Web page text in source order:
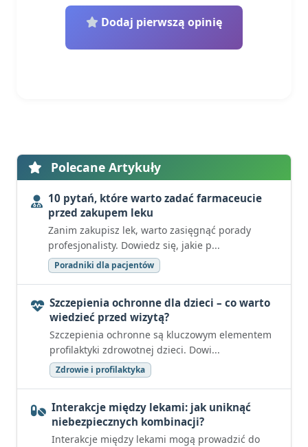
Dodaj pierwszą opinię
Polecane Artykuły
10 pytań, które warto zadać farmaceucie
przed zakupem leku
Zanim zakupisz lek, warto zasięgnąć porady
profesjonalisty. Dowiedz się, jakie p...
Poradniki dla pacjentów
Szczepienia ochronne dla dzieci – co warto
wiedzieć przed wizytą?
Szczepienia ochronne są kluczowym elementem
profilaktyki zdrowotnej dzieci. Dowi...
Zdrowie i profilaktyka
Interakcje między lekami: jak uniknąć
niebezpiecznych kombinacji?
Interakcje między lekami mogą prowadzić do